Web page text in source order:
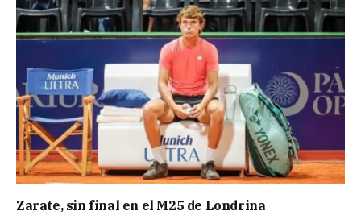
Zarate, sin final en el M25 de Londrina